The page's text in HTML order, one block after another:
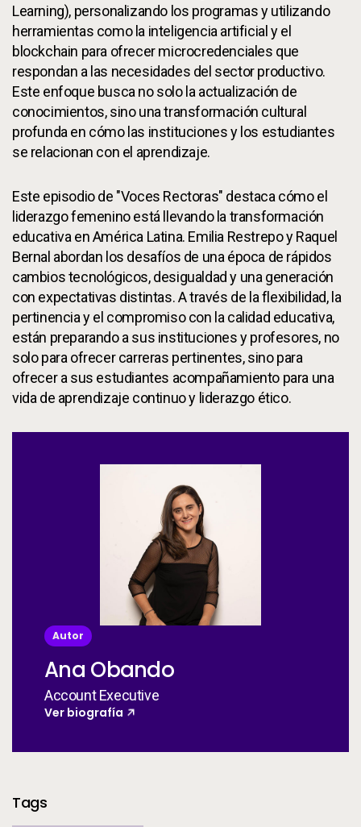
Learning), personalizando los programas y utilizando
herramientas como la inteligencia artificial y el
blockchain para ofrecer microcredenciales que
respondan a las necesidades del sector productivo.
Este enfoque busca no solo la actualización de
conocimientos, sino una transformación cultural
profunda en cómo las instituciones y los estudiantes
se relacionan con el aprendizaje.
Este episodio de "Voces Rectoras" destaca cómo el
liderazgo femenino está llevando la transformación
educativa en América Latina. Emilia Restrepo y Raquel
Bernal abordan los desafíos de una época de rápidos
cambios tecnológicos, desigualdad y una generación
con expectativas distintas. A través de la flexibilidad, la
pertinencia y el compromiso con la calidad educativa,
están preparando a sus instituciones y profesores, no
solo para ofrecer carreras pertinentes, sino para
ofrecer a sus estudiantes acompañamiento para una
vida de aprendizaje continuo y liderazgo ético.
Autor
Ana Obando
Account Executive
Ver biografía
Additional Information
Tags